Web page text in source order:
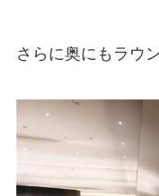
さらに奥にもラウ